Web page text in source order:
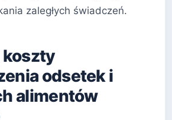
zaległych świadczeń.
koszty
odsetek i
alimentów